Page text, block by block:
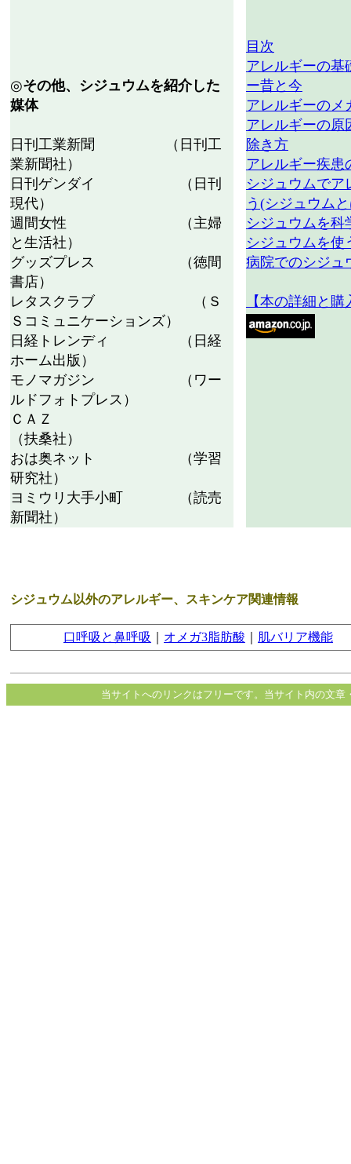
◎その他、シジュウムを紹介した
媒体
日刊工業新聞 （日刊工
業新聞社）
日刊ゲンダイ （日刊
現代）
週間女性 （主婦
と生活社）
グッズプレス （徳間
書店）
レタスクラブ （Ｓ
Ｓコミュニケーションズ）
日経トレンディ （日経
ホーム出版）
モノマガジン （ワー
ルドフォトプレス）
ＣＡＺ
（扶桑社）
おは奥ネット （学習
研究社）
ヨミウリ大手小町 （読売
新聞社）
目次
アレルギーの基
ー昔と今
アレルギーのメ
アレルギーの原
除き方
アレルギー疾患
シジュウムでア
う(シジュウム
シジュウムを科
シジュウムを使
病院でのシジュ
【本の詳細と
シジュウム以外のアレルギー、スキンケア関連情報
口呼吸と鼻呼吸 オメガ3脂肪酸 肌バリア機能
当サイトへのリンクはフリーです。当サイト内の文